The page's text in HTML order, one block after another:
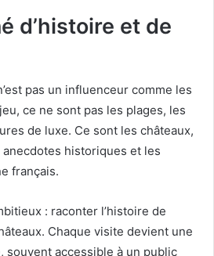
d’histoire et de
pas un influenceur comme les
ce ne sont pas les plages, les
de luxe. Ce sont les châteaux,
historiques et les
français.
: raconter l’histoire de
Chaque visite devient une
souvent accessible à un public